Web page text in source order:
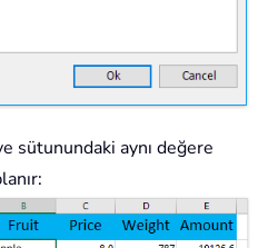
sütunundaki aynı değere